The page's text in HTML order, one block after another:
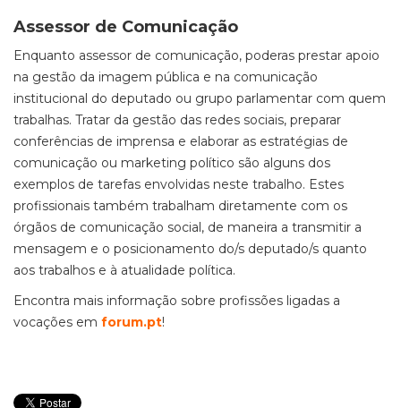
Assessor de Comunicação
Enquanto assessor de comunicação, poderas prestar apoio
na gestão da imagem pública e na comunicação
institucional do deputado ou grupo parlamentar com quem
trabalhas. Tratar da gestão das redes sociais, preparar
conferências de imprensa e elaborar as estratégias de
comunicação ou marketing político são alguns dos
exemplos de tarefas envolvidas neste trabalho. Estes
profissionais também trabalham diretamente com os
órgãos de comunicação social, de maneira a transmitir a
mensagem e o posicionamento do/s deputado/s quanto
aos trabalhos e à atualidade política.
Encontra mais informação sobre profissões ligadas a
vocações em forum.pt!